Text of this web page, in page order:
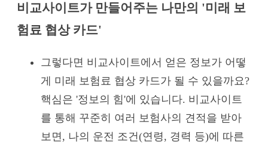
비교사이트가 만들어주는 나만의 '미래 보
험료 협상 카드'
그렇다면 비교사이트에서 얻은 정보가 어떻
게 미래 보험료 협상 카드가 될 수 있을까요?
핵심은 '정보의 힘'에 있습니다. 비교사이트
를 통해 꾸준히 여러 보험사의 견적을 받아
보면, 나의 운전 조건(연령, 경력 등)에 따른